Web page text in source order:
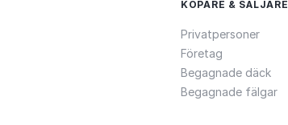
KÖPARE & SÄLJARE
Privatpersoner
Företag
Begagnade däck
Begagnade fälgar